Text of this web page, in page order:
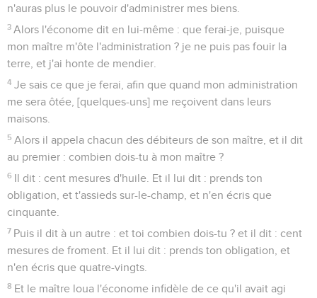
n'auras plus le pouvoir d'administrer mes biens.
3 Alors l'économe dit en lui-même : que ferai-je, puisque
mon maître m'ôte l'administration ? je ne puis pas fouir la
terre, et j'ai honte de mendier.
4 Je sais ce que je ferai, afin que quand mon administration
me sera ôtée, [quelques-uns] me reçoivent dans leurs
maisons.
5 Alors il appela chacun des débiteurs de son maître, et il dit
au premier : combien dois-tu à mon maître ?
6 Il dit : cent mesures d'huile. Et il lui dit : prends ton
obligation, et t'assieds sur-le-champ, et n'en écris que
cinquante.
7 Puis il dit à un autre : et toi combien dois-tu ? et il dit : cent
mesures de froment. Et il lui dit : prends ton obligation, et
n'en écris que quatre-vingts.
8 Et le maître loua l'économe infidèle de ce qu'il avait agi